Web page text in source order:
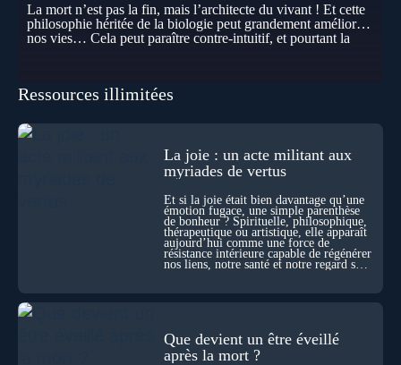
La mort n’est pas la fin, mais l’architecte du vivant ! Et cette
philosophie héritée de la biologie peut grandement améliorer
nos vies… Cela peut paraître contre-intuitif, et pourtant la
se construisent grâce à des milliers de morts cellulaires
effacements nécessaires façonnent la vie elle-même. À toutes
les échelles, la mort apparaît moins comme une rupture que
comme une logique active du vivant. Alors, la biologie peut-
elle transformer notre manière de penser la mort ? Existe-t-il
des ponts avec nos intuitions métaphysiques sur le cycle de
l’âme ? Nous en parlons avec Abdel Aouacheria, docteur en
biochimie et spécialiste de la mort cellulaire.
Ressources illimitées
La joie : un acte militant aux
myriades de vertus
Et si la joie était bien davantage qu’une
émotion fugace, une simple parenthèse
de bonheur ? Spirituelle, philosophique,
thérapeutique ou artistique, elle apparaît
aujourd’hui comme une force de
résistance intérieure capable de régénérer
nos liens, notre santé et notre regard sur
Que devient un être éveillé
après la mort ?